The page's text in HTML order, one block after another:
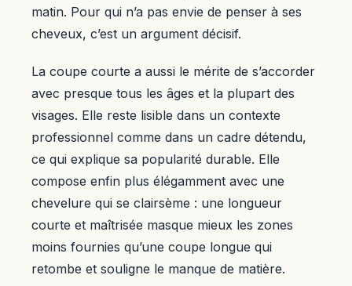
matin. Pour qui n’a pas envie de penser à ses
cheveux, c’est un argument décisif.
La coupe courte a aussi le mérite de s’accorder
avec presque tous les âges et la plupart des
visages. Elle reste lisible dans un contexte
professionnel comme dans un cadre détendu,
ce qui explique sa popularité durable. Elle
compose enfin plus élégamment avec une
chevelure qui se clairsème : une longueur
courte et maîtrisée masque mieux les zones
moins fournies qu’une coupe longue qui
retombe et souligne le manque de matière.